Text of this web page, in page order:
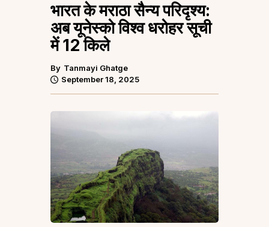
भारत के मराठा सैन्य परिदृश्य:
अब यूनेस्को विश्व धरोहर सूची
में 12 किले
By Tanmayi Ghatge
September 18, 2025